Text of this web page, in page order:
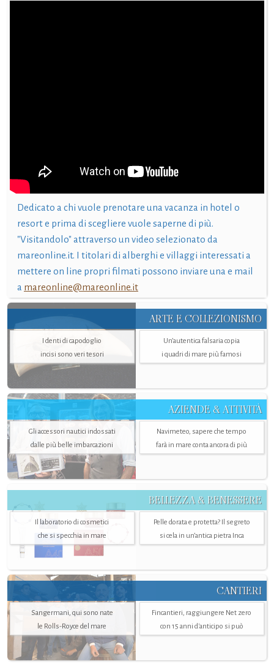
Dedicato a chi vuole prenotare una vacanza in hotel o
resort e prima di scegliere vuole saperne di più.
"Visitandolo" attraverso un video selezionato da
mareonline.it. I titolari di alberghi e villaggi interessati a
mettere on line propri filmati possono inviare una e mail
a mareonline@mareonline.it
ARTE E COLLEZIONISMO
I denti di capodoglio
incisi sono veri tesori
Un’autentica falsaria copia
i quadri di mare più famosi
AZIENDE & ATTIVITÀ
Gli accessori nautici indossati
dalle più belle imbarcazioni
Navimeteo, sapere che tempo
farà in mare conta ancora di più
BELLEZZA & BENESSERE
Il laboratorio di cosmetici
che si specchia in mare
Pelle dorata e protetta? Il segreto
si cela in un’antica pietra Inca
CANTIERI
Sangermani, qui sono nate
le Rolls-Royce del mare
Fincantieri, raggiungere Net zero
con 15 anni d'anticipo si può